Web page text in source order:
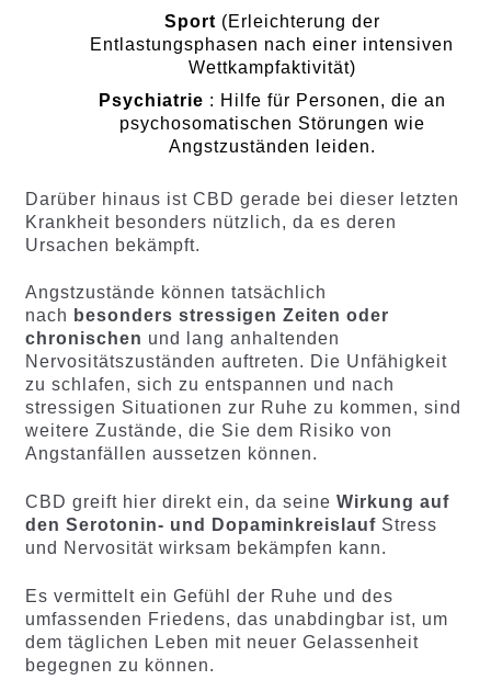
Sport (Erleichterung der
Entlastungsphasen nach einer intensiven
Wettkampfaktivität)
Psychiatrie : Hilfe für Personen, die an
psychosomatischen Störungen wie
Angstzuständen leiden.
Darüber hinaus ist CBD gerade bei dieser letzten
Krankheit besonders nützlich, da es deren
Ursachen bekämpft.
Angstzustände können tatsächlich
nach besonders stressigen Zeiten oder
chronischen und lang anhaltenden
Nervositätszuständen auftreten. Die Unfähigkeit
zu schlafen, sich zu entspannen und nach
stressigen Situationen zur Ruhe zu kommen, sind
weitere Zustände, die Sie dem Risiko von
Angstanfällen aussetzen können.
CBD greift hier direkt ein, da seine Wirkung auf
den Serotonin- und DopaminkreislaufStress
und Nervosität wirksam bekämpfen kann.
Es vermittelt ein Gefühl der Ruhe und des
umfassenden Friedens, das unabdingbar ist, um
dem täglichen Leben mit neuer Gelassenheit
begegnen zu können.